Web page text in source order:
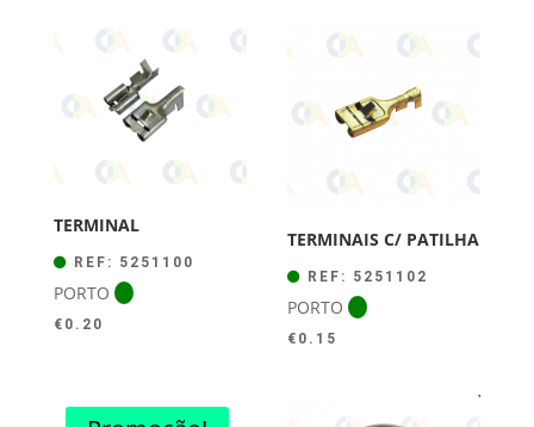
TERMINAL
REF: 5251100
PORTO
€ 0.20
TERMINAIS C/ PATILHA
REF: 5251102
PORTO
€ 0.15